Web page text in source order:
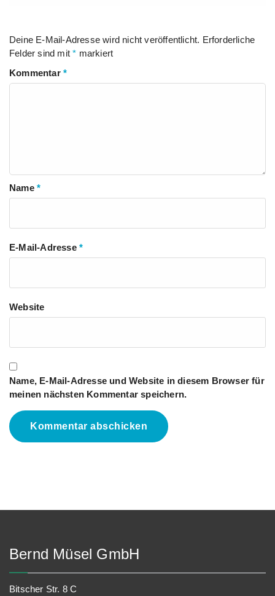
Deine E-Mail-Adresse wird nicht veröffentlicht. Erforderliche
Felder sind mit* markiert
Kommentar *
Name *
E-Mail-Adresse *
Website
Name, E-Mail-Adresse und Website in diesem Browser für
meinen nächsten Kommentar speichern.
Bernd Müsel GmbH
Bitscher Str. 8 C